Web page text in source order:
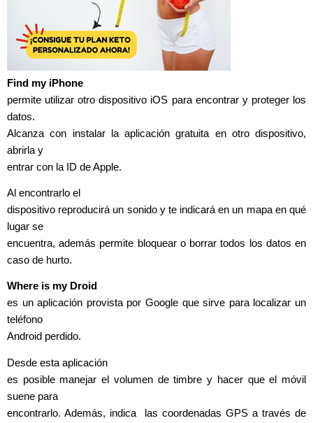
Find my iPhone
permite utilizar otro dispositivo iOS para encontrar y proteger los
datos.
Alcanza con instalar la aplicación gratuita en otro dispositivo,
abrirla y
entrar con la ID de Apple.
Al encontrarlo el
dispositivo reproducirá un sonido y te indicará en un mapa en qué
lugar se
encuentra, además permite bloquear o borrar todos los datos en
caso de hurto.
Where is my Droid
es un aplicación provista por Google que sirve para localizar un
teléfono
Android perdido.
Desde esta aplicación
es posible manejar el volumen de timbre y hacer que el móvil
suene para
encontrarlo. Además, indica las coordenadas GPS a través de